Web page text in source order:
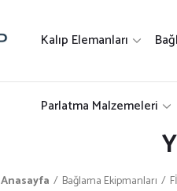
Kalıp Elemanları
Parlatma Malzemeleri
Anasayfa Bağlama Ekipmanları